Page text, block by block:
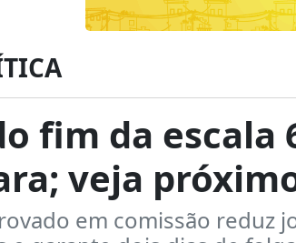
fim da escala
veja
em comissão reduz